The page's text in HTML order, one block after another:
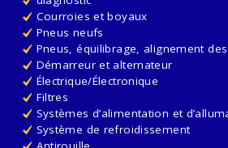
Courroies et boyaux
Pneus neufs
Pneus, équilibrage, alignement
Démarreur et alternateur
Électrique/Électronique
Filtres
Systèmes d’alimentation et
Système de refroidissement